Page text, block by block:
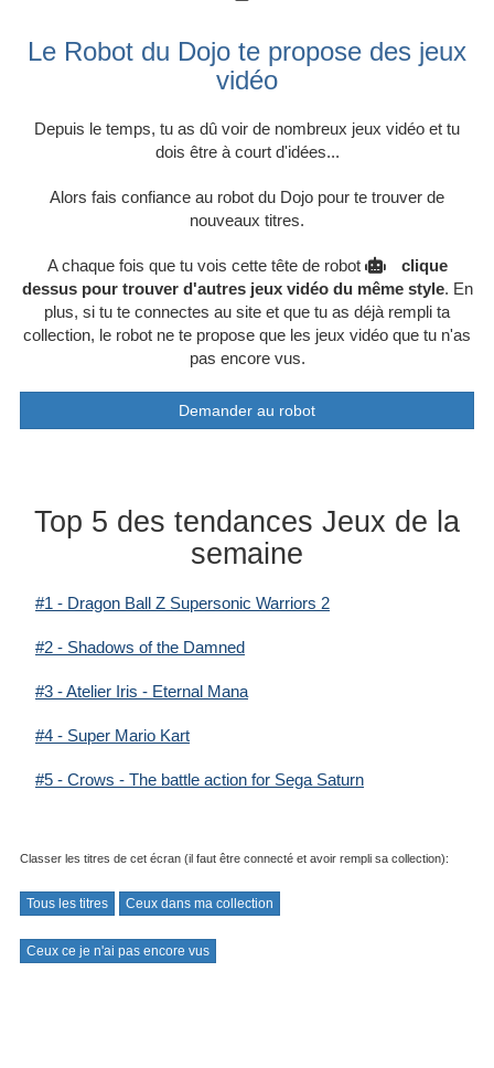
Le Robot du Dojo te propose des jeux
vidéo
Depuis le temps, tu as dû voir de nombreux jeux vidéo et tu
dois être à court d'idées...
Alors fais confiance au robot du Dojo pour te trouver de
nouveaux titres.
A chaque fois que tu vois cette tête de robot
clique
dessus pour trouver d'autres jeux vidéo du même style. En
plus, si tu te connectes au site et que tu as déjà rempli ta
collection, le robot ne te propose que les jeux vidéo que tu n'as
pas encore vus.
Demander au robot
Top 5 des tendances Jeux de la
semaine
#1 - Dragon Ball Z Supersonic Warriors 2
#2 - Shadows of the Damned
#3 - Atelier Iris - Eternal Mana
#4 - Super Mario Kart
#5 - Crows - The battle action for Sega Saturn
Classer les titres de cet écran (il faut être connecté et avoir rempli sa collection):
Tous les titres Ceux dans ma collection
Ceux ce je n'ai pas encore vus